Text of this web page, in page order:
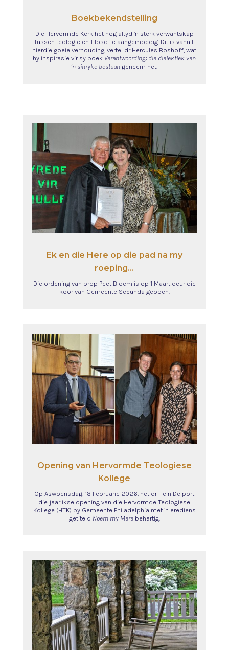
Boekbekendstelling
Die Hervormde Kerk het nog altyd ’n sterk verwantskap
tussen teologie en filosofie aangemoedig. Dit is vanuit
hierdie goeie verhouding, vertel dr Hercules Boshoff, wat
hy inspirasie vir sy boek Verantwoording: die dialektiek van
’n sinryke bestaan geneem het.
Ek en die Here op die pad na my
roeping…
Die ordening van prop Peet Bloem is op 1 Maart deur die
koor van Gemeente Secunda geopen.
Opening van Hervormde Teologiese
Kollege
Op Aswoensdag, 18 Februarie 2026, het dr Hein Delport
die jaarlikse opening van die Hervormde Teologiese
Kollege (HTK) by Gemeente Philadelphia met ’n erediens
getiteld Noem my Mara behartig.